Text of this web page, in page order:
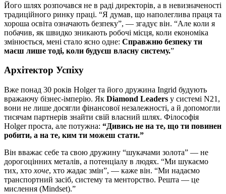
Його шлях розпочався не в раді директорів, а в невизначеності
традиційного ринку праці. “Я думав, що наполеглива праця та
хороша освіта означають безпеку”, — згадує він. “Але коли я
побачив, як швидко зникають робочі місця, коли економіка
змінюється, мені стало ясно одне: Справжню безпеку ти
маєш лише тоді, коли будуєш власну систему.”
Архітектор Успіху
Вже понад 30 років Holger та його дружина Ingrid будують
вражаючу бізнес-імперію. Як Diamond Leaders у системі N21,
вони не лише досягли фінансової незалежності, а й допомогли
тисячам партнерів знайти свій власний шлях. Філософія
Holger проста, але потужна: “Дивись не на те, що ти повинен
робити, а на те, ким ти можеш стати.”
Він вважає себе та свою дружину “шукачами золота” — не
дорогоцінних металів, а потенціалу в людях. “Ми шукаємо
тих, хто хоче, хто жадає змін”, — каже він. “Ми надаємо
транспортний засіб, систему та менторство. Решта — це
мислення (Mindset).”